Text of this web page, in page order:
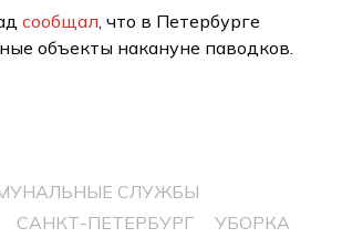
сообщал , что в Петербурге
объекты накануне паводков.
СЛУЖБЫ
САНКТ-ПЕТЕРБУРГ
УБОРКА